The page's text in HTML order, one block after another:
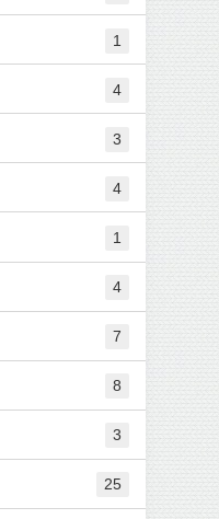
1
4
3
4
1
4
7
8
3
25